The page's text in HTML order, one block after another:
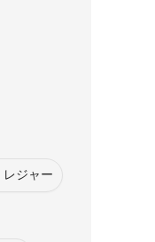
レジャー